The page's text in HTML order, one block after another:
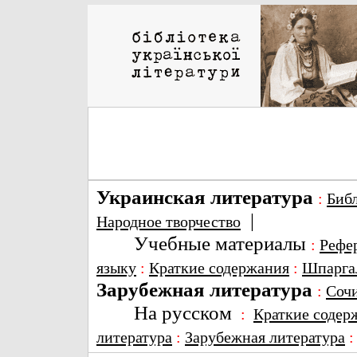
Украинская литература :
Народное творчество |
Учебные материалы :
языку : Краткие содержания :
Зарубежная литература :
На русском : Краткие
литература : Зарубежная литература